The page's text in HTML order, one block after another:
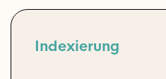
Indexierung